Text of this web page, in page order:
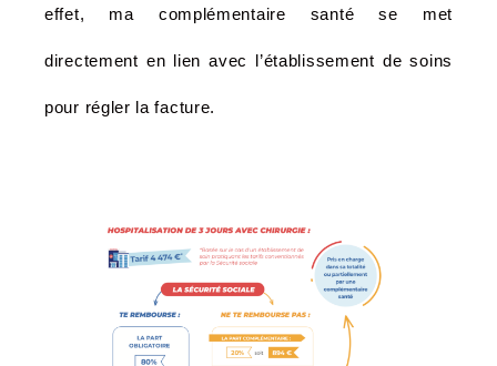
effet, ma complémentaire santé se met
directement en lien avec l’établissement de soins
pour régler la facture.